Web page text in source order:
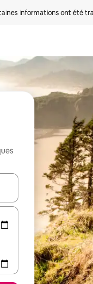
informations ont été
vers le haut et vers le